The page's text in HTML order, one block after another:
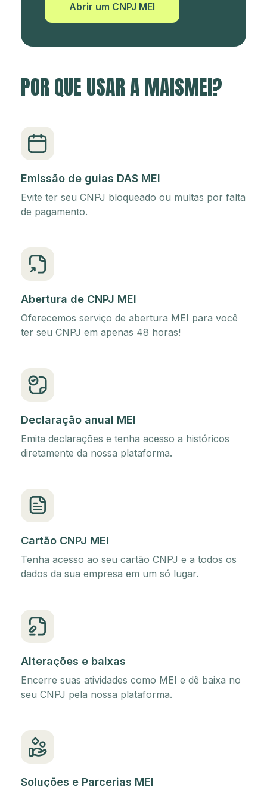
Abrir um CNPJ MEI
POR QUE USAR A MAISMEI?
Emissão de guias DAS MEI
Evite ter seu CNPJ bloqueado ou multas por falta
de pagamento.
Abertura de CNPJ MEI
Oferecemos serviço de abertura MEI para você
ter seu CNPJ em apenas 48 horas!
Declaração anual MEI
Emita declarações e tenha acesso a históricos
diretamente da nossa plataforma.
Cartão CNPJ MEI
Tenha acesso ao seu cartão CNPJ e a todos os
dados da sua empresa em um só lugar.
Alterações e baixas
Encerre suas atividades como MEI e dê baixa no
seu CNPJ pela nossa plataforma.
Soluções e Parcerias MEI